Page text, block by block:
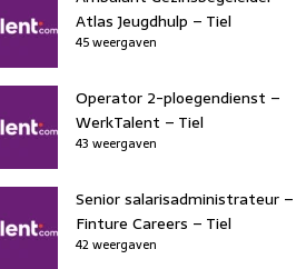
Atlas Jeugdhulp – Tiel
45 weergaven
Operator 2-ploegendienst –
WerkTalent – Tiel
43 weergaven
Senior salarisadministrateur –
Finture Careers – Tiel
42 weergaven